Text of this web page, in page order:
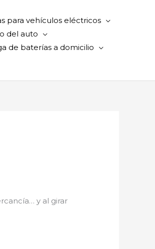
para vehículos eléctricos
del auto
de baterías a domicilio
y al girar